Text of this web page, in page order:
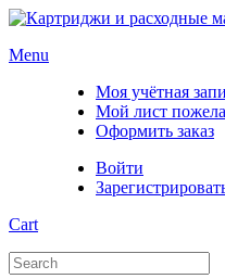
Menu
Моя учётная
Мой лист
Оформить заказ
Войти
Cart